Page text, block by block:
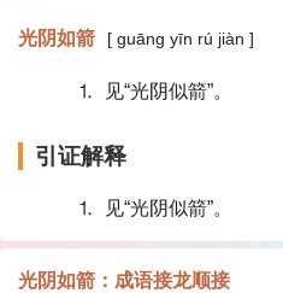
光阴如箭 [ guāng yīn rú jiàn ]
⒈ 见“光阴似箭”。
引证解释
⒈ 见“光阴似箭”。
光阴如箭：成语接龙顺接